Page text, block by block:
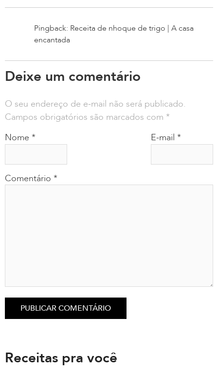
Pingback: Receita de nhoque de trigo | A casa
encantada
Deixe um comentário
O seu endereço de e-mail não será publicado.
Campos obrigatórios são marcados com *
Comentário *
Nome * E-mail *
Receitas pra você